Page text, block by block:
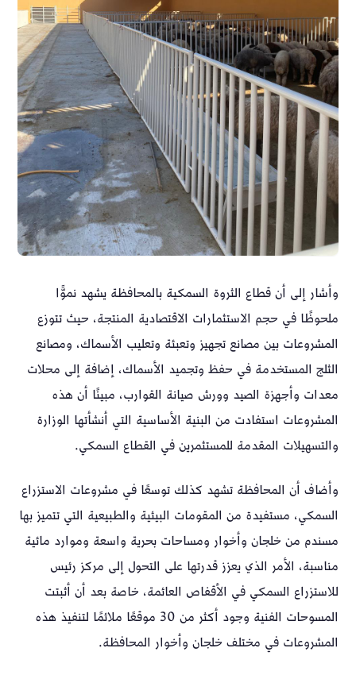
وأشار إلى أن قطاع الثروة السمكية بالمحافظة يشهد نموًّا
ملحوظًا في حجم الاستثمارات الاقتصادية المنتجة، حيث تتوزع
المشروعات بين مصانع تجهيز وتعبئة وتعليب الأسماك، ومصانع
الثلج المستخدمة في حفظ وتجميد الأسماك، إضافة إلى محلات
معدات وأجهزة الصيد وورش صيانة القوارب، مبينًا أن هذه
المشروعات استفادت من البنية الأساسية التي أنشأتها الوزارة
والتسهيلات المقدمة للمستثمرين في القطاع السمكي.
وأضاف أن المحافظة تشهد كذلك توسعًا في مشروعات الاستزراع
السمكي، مستفيدة من المقومات البيئية والطبيعية التي تتميز بها
مسندم من خلجان وأخوار ومساحات بحرية واسعة وموارد مائية
مناسبة، الأمر الذي يعزز قدرتها على التحول إلى مركز رئيس
للاستزراع السمكي في الأقفاص العائمة، خاصة بعد أن أثبتت
المسوحات الفنية وجود أكثر من 30 موقعًا ملائمًا لتنفيذ هذه
المشروعات في مختلف خلجان وأخوار المحافظة.